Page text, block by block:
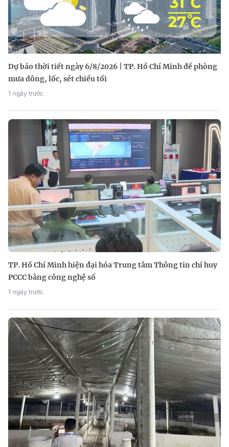
Dự báo thời tiết ngày 6/8/2026 | TP. Hồ Chí Minh đề phòng
mưa dông, lốc, sét chiều tối
1 ngày trước
TP. Hồ Chí Minh hiện đại hóa Trung tâm Thông tin chỉ huy
PCCC bằng công nghệ số
1 ngày trước